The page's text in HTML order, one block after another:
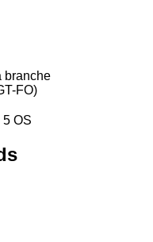
branche
FO)
OS